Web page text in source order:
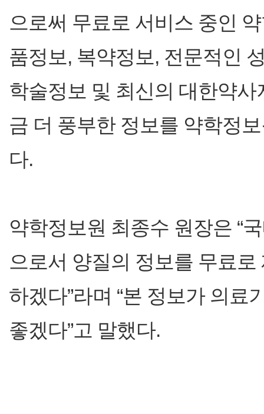
으로써 무료로 서비스 중인
품정보, 복약정보, 전문적인
학술정보 및 최신의 대한약
금 더 풍부한 정보를 약학정
다.
약학정보원 최종수 원장은 “
으로서 양질의 정보를 무료
하겠다”라며 “본 정보가 의
좋겠다”고 말했다.